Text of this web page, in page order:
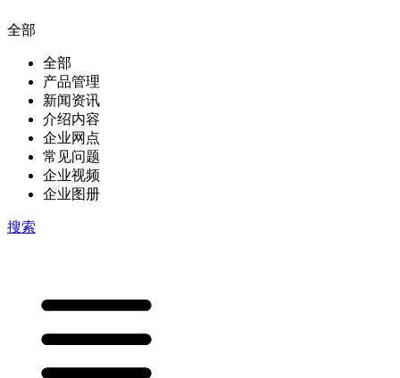
全部
全部
产品管理
新闻资讯
介绍内容
企业网点
常见问题
企业视频
企业图册
搜索